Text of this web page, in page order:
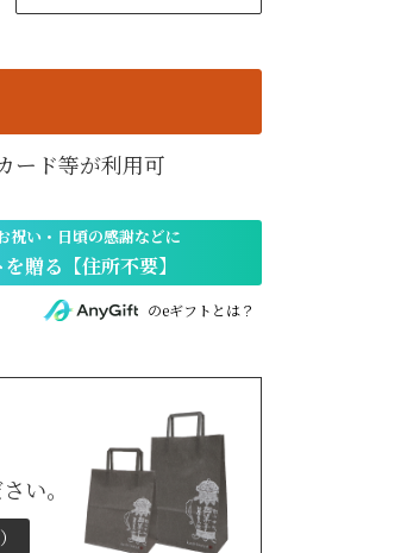
ード等が利用可
のeギフトとは？
い。